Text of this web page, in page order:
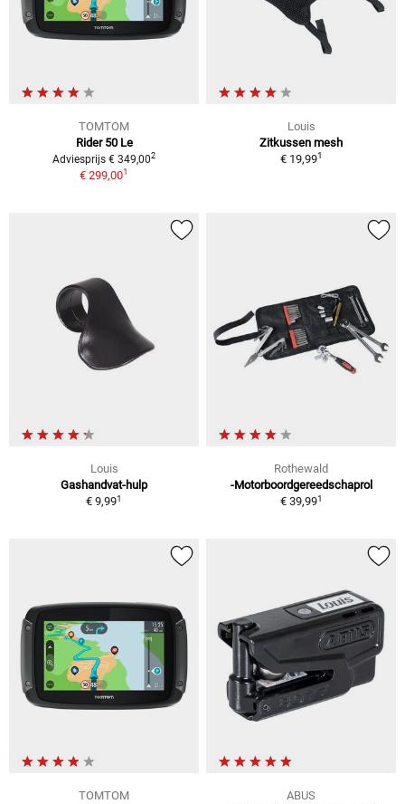
TOMTOM
Rider 50 Le
Adviesprijs € 349,002
€ 299,001
Louis
Zitkussen mesh
€ 19,991
Louis
Gashandvat-hulp
€ 9,991
Rothewald
-Motorboordgereedschaprol
€ 39,991
TOMTOM
ABUS